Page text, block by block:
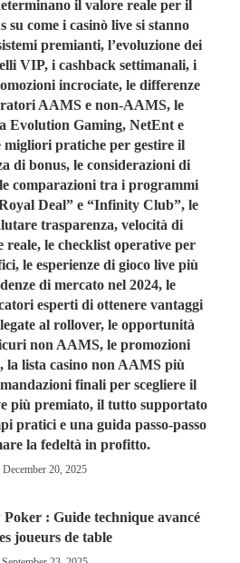
il valore reale per il
su come i casinò live si stanno
premianti, l’evoluzione dei
VIP, i cashback settimanali, i
incrociate, le differenze
AAMS e non‑AAMS, le
Evolution Gaming, NetEnt e
migliori pratiche per gestire il
di bonus, le considerazioni di
comparazioni tra i programmi
Deal” e “Infinity Club”, le
trasparenza, velocità di
reale, le checklist operative per
le esperienze di gioco live più
di mercato nel 2024, le
esperti di ottenere vantaggi
al rollover, le opportunità
non AAMS, le promozioni
la lista casino non AAMS più
finali per scegliere il
più premiato, il tutto supportato
pratici e una guida passo‑passo
la fedeltà in profitto.
December 20, 2025
: Guide technique avancé
joueurs de table